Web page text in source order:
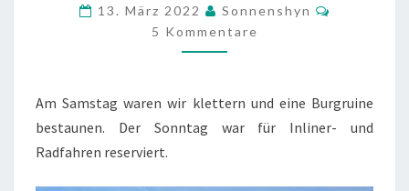
(12./13.03.’22)
13. März 2022 Sonnenshyn
5 Kommentare
Am Samstag waren wir klettern und eine Burgruine
bestaunen. Der Sonntag war für Inliner- und
Radfahren reserviert.